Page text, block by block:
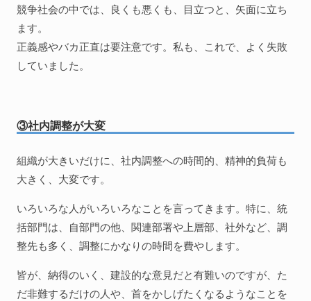
競争社会の中では、良くも悪くも、目立つと、矢面に立ち
ます。
正義感やバカ正直は要注意です。私も、これで、よく失敗
していました。
③社内調整が大変
組織が大きいだけに、社内調整への時間的、精神的負荷も
大きく、大変です。
いろいろな人がいろいろなことを言ってきます。特に、統
括部門は、自部門の他、関連部署や上層部、社外など、調
整先も多く、調整にかなりの時間を費やします。
皆が、納得のいく、建設的な意見だと有難いのですが、た
だ非難するだけの人や、首をかしげたくなるようなことを